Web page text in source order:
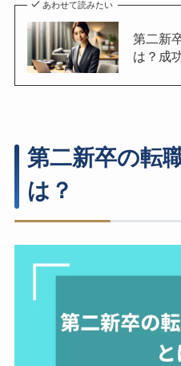
あわせて読みたい
第二新
は？成
第二新卒の転
は？